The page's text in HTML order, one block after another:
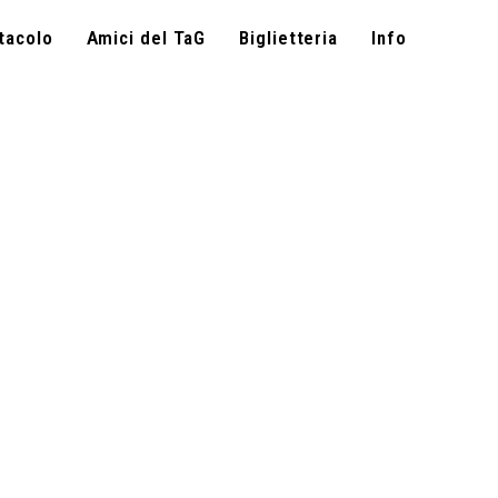
Amici del TaG Biglietteria Info